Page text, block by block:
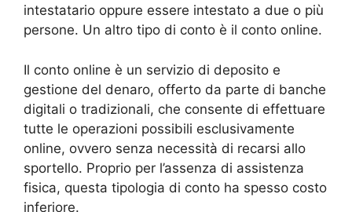
intestatario oppure essere intestato a due o più
persone. Un altro tipo di conto è il conto online.
Il conto online è un servizio di deposito e
gestione del denaro, offerto da parte di banche
digitali o tradizionali, che consente di effettuare
tutte le operazioni possibili esclusivamente
online, ovvero senza necessità di recarsi allo
sportello. Proprio per l’assenza di assistenza
fisica, questa tipologia di conto ha spesso costo
inferiore.